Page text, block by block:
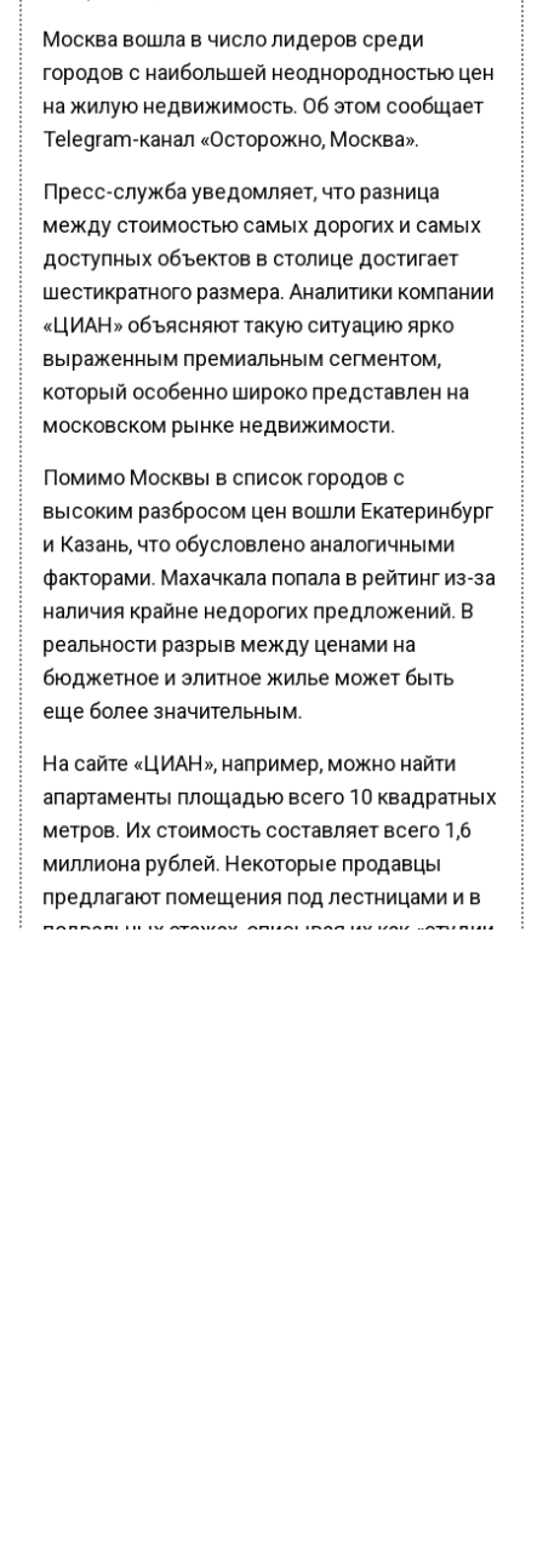
Москва вошла в число лидеров среди
городов с наибольшей неоднородностью цен
на жилую недвижимость. Об этом сообщает
Telegram-канал «Осторожно, Москва».
Пресс-служба уведомляет, что разница
между стоимостью самых дорогих и самых
доступных объектов в столице достигает
шестикратного размера. Аналитики компании
«ЦИАН» объясняют такую ситуацию ярко
выраженным премиальным сегментом,
который особенно широко представлен на
московском рынке недвижимости.
Помимо Москвы в список городов с
высоким разбросом цен вошли Екатеринбург
и Казань, что обусловлено аналогичными
факторами. Махачкала попала в рейтинг из-за
наличия крайне недорогих предложений. В
реальности разрыв между ценами на
бюджетное и элитное жилье может быть
еще более значительным.
На сайте «ЦИАН», например, можно найти
апартаменты площадью всего 10 квадратных
метров. Их стоимость составляет всего 1,6
миллиона рублей. Некоторые продавцы
предлагают помещения под лестницами и в
подвальных этажах, описывая их как «студии